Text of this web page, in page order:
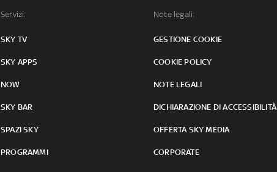
Servizi:
SKY TV
SKY APPS
NOW
SKY BAR
SPAZI SKY
PROGRAMMI
Note legali:
GESTIONE COOKIE
COOKIE POLICY
NOTE LEGALI
DICHIARAZIONE DI ACCESSIBILITÀ
OFFERTA SKY MEDIA
CORPORATE